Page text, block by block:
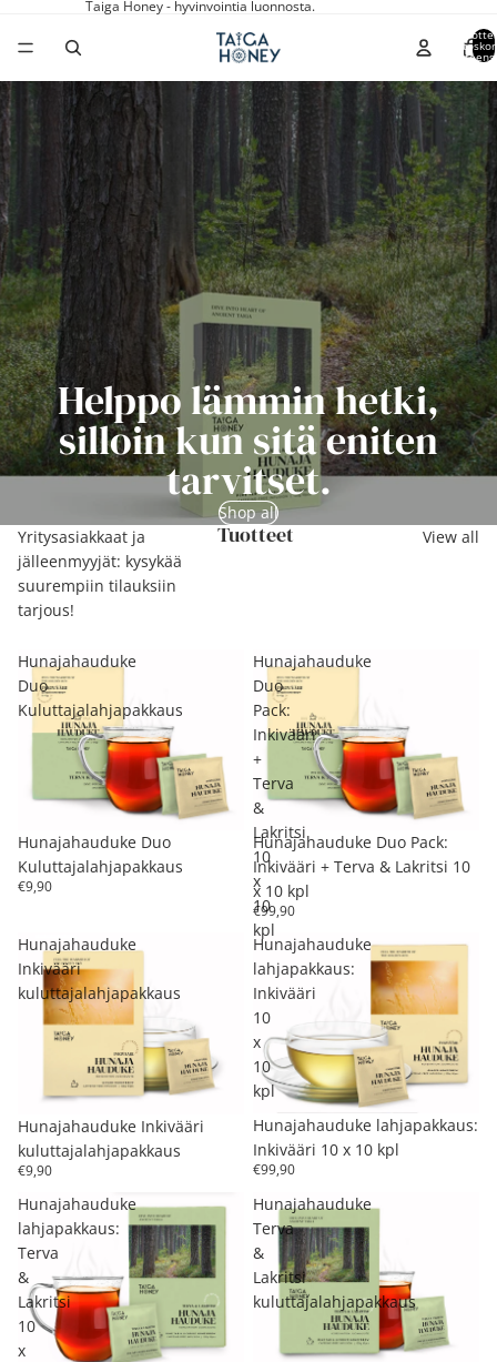
Taiga Honey - hyvinvointia luonnosta.
Helppo lämmin hetki,
silloin kun sitä eniten
tarvitset.
Shop all
Yritysasiakkaat ja
jälleenmyyjät: kysykää
suurempiin tilauksiin
tarjous!
Tuotteet View all
Hunajahauduke
Duo
Kuluttajalahjapakkaus
Hunajahauduke Duo
Kuluttajalahjapakkaus
€9,90
Hunajahauduke
Duo
Pack:
Inkivääri
+
Terva
&
Lakritsi
10
x
10
kpl
Hunajahauduke Duo Pack:
Inkivääri + Terva & Lakritsi 10
x 10 kpl
€99,90
Hunajahauduke
Inkivääri
kuluttajalahjapakkaus
Hunajahauduke Inkivääri
kuluttajalahjapakkaus
€9,90
Hunajahauduke
lahjapakkaus:
Inkivääri
10
x
10
kpl
Hunajahauduke lahjapakkaus:
Inkivääri 10 x 10 kpl
€99,90
Hunajahauduke
lahjapakkaus:
Terva
&
Lakritsi
10
x
Hunajahauduke
Terva
&
Lakritsi
kuluttajalahjapakkaus